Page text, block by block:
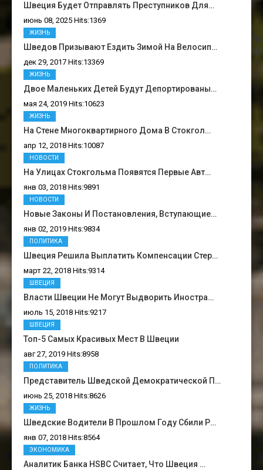
Швеция Будет Отправлять Преступников Для…
июнь 08, 2025 Hits:1369
Шведов Призывают Ездить Зимой На Велосип…
дек 29, 2017 Hits:13369
ЖИЗНЬ
Двое Маленьких Детей Будут Депортированы…
мая 24, 2019 Hits:10623
ЖИЗНЬ
На Стене Многоквартирного Дома В Стокгол…
апр 12, 2018 Hits:10087
ЖИЗНЬ
На Улицах Стокгольма Появятся Первые Авт…
янв 03, 2018 Hits:9891
НОВОСТИ
Новые Законы И Постановления, Вступающие…
янв 02, 2019 Hits:9834
НОВОСТИ
Швеция Решила Выплатить Компенсации Стер…
март 22, 2018 Hits:9314
ПОЛИТИКА
Власти Швеции Не Могут Выдворить Иностра…
июль 15, 2018 Hits:9217
ШВЕЦИЯ
Топ-5 Самых Красивых Мест В Швеции
авг 27, 2019 Hits:8958
ШВЕЦИЯ
Представитель Шведской Демократической П…
июнь 25, 2018 Hits:8626
ПОЛИТИКА
Шведские Водители В Прошлом Году Сбили Р…
янв 07, 2018 Hits:8564
ЖИЗНЬ
Аналитик Банка HSBC Считает, Что Швеция …
ЭКОНОМИКА